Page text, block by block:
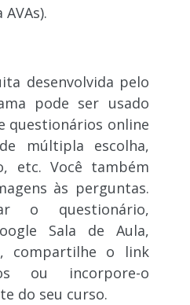
desenvolvida pelo
pode ser usado
questionários online
múltipla escolha,
etc. Você também
às perguntas.
o questionário,
Sala de Aula,
compartilhe o link
ou incorpore-o
do seu curso.